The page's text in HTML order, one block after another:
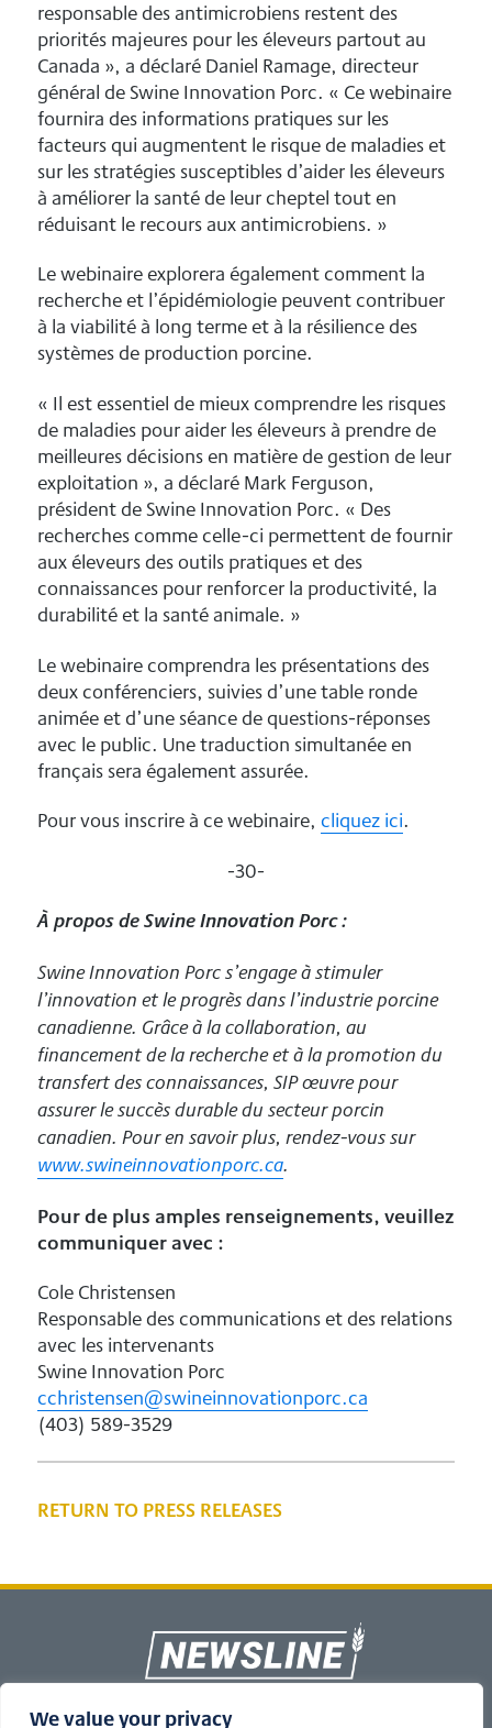
We value your privacy
responsable des antimicrobiens restent des
priorités majeures pour les éleveurs partout au
Canada », a déclaré Daniel Ramage, directeur
général de Swine Innovation Porc. « Ce webinaire
fournira des informations pratiques sur les
facteurs qui augmentent le risque de maladies et
sur les stratégies susceptibles d’aider les éleveurs
à améliorer la santé de leur cheptel tout en
réduisant le recours aux antimicrobiens. »
Le webinaire explorera également comment la
recherche et l’épidémiologie peuvent contribuer
à la viabilité à long terme et à la résilience des
systèmes de production porcine.
« Il est essentiel de mieux comprendre les risques
de maladies pour aider les éleveurs à prendre de
meilleures décisions en matière de gestion de leur
exploitation », a déclaré Mark Ferguson,
président de Swine Innovation Porc. « Des
recherches comme celle-ci permettent de fournir
aux éleveurs des outils pratiques et des
connaissances pour renforcer la productivité, la
durabilité et la santé animale. »
Le webinaire comprendra les présentations des
deux conférenciers, suivies d’une table ronde
animée et d’une séance de questions-réponses
avec le public. Une traduction simultanée en
français sera également assurée.
Pour vous inscrire à ce webinaire, cliquez ici.
-30-
À propos de Swine Innovation Porc :
Swine Innovation Porc s’engage à stimuler
l’innovation et le progrès dans l’industrie porcine
canadienne. Grâce à la collaboration, au
financement de la recherche et à la promotion du
transfert des connaissances, SIP œuvre pour
assurer le succès durable du secteur porcin
canadien. Pour en savoir plus, rendez-vous sur
www.swineinnovationporc.ca.
Pour de plus amples renseignements, veuillez
communiquer avec :
Cole Christensen
Responsable des communications et des relations
avec les intervenants
Swine Innovation Porc
cchristensen@swineinnovationporc.ca
(403) 589-3529
RETURN TO PRESS RELEASES